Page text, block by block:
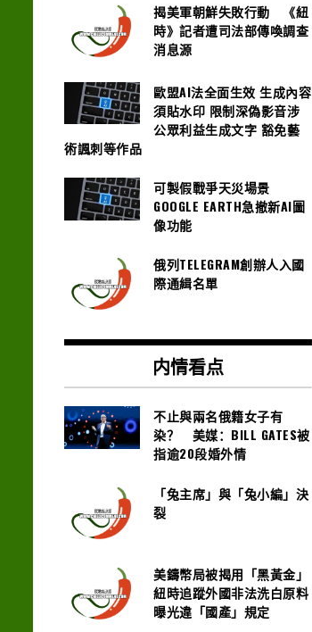
揭美軍朝鮮失敗行動 《紐
時》記者遭司法部傳喚調查
消息源
歐盟AI法全面生效 生成內容
須貼水印 限制深偽影音涉
公眾利益生成文字 豁免藝
術諷刺等作品
可製假戰爭天災場景
GOOGLE EARTH急撤新AI圖
像功能
俄列TELEGRAM創辦人入國
際通緝名單
内情看点
不止與兩名俄籍女子有
染？ 美媒：BILL GATES被
指逾20段婚外情
「兔主席」與「兔小編」決
裂
美鑄幣局被揭用「黑黃金」
紐時追蹤外國非法洗白原料
曝光違「國產」規定